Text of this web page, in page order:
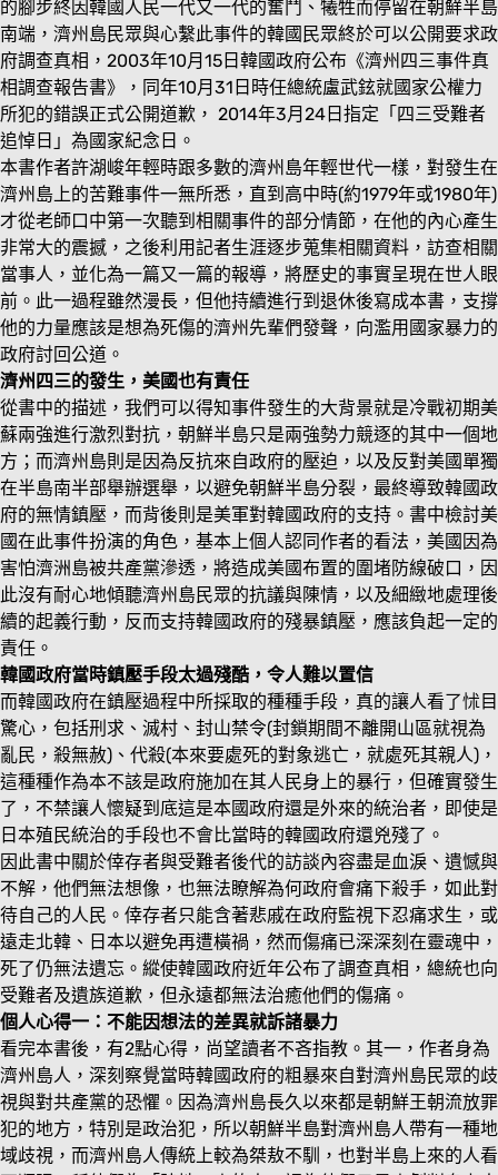
的腳步終因韓國人民一代又一代的奮鬥、犧牲而停留在朝鮮半島
南端，濟州島民眾與心繫此事件的韓國民眾終於可以公開要求政
府調查真相，2003年10月15日韓國政府公布《濟州四三事件真
相調查報告書》，同年10月31日時任總統盧武鉉就國家公權力
所犯的錯誤正式公開道歉， 2014年3月24日指定「四三受難者
追悼日」為國家紀念日。
本書作者許湖峻年輕時跟多數的濟州島年輕世代一樣，對發生在
濟州島上的苦難事件一無所悉，直到高中時(約1979年或1980年)
才從老師口中第一次聽到相關事件的部分情節，在他的內心產生
非常大的震撼，之後利用記者生涯逐步蒐集相關資料，訪查相關
當事人，並化為一篇又一篇的報導，將歷史的事實呈現在世人眼
前。此一過程雖然漫長，但他持續進行到退休後寫成本書，支撐
他的力量應該是想為死傷的濟州先輩們發聲，向濫用國家暴力的
政府討回公道。
濟州四三的發生，美國也有責任
從書中的描述，我們可以得知事件發生的大背景就是冷戰初期美
蘇兩強進行激烈對抗，朝鮮半島只是兩強勢力競逐的其中一個地
方；而濟州島則是因為反抗來自政府的壓迫，以及反對美國單獨
在半島南半部舉辦選舉，以避免朝鮮半島分裂，最終導致韓國政
府的無情鎮壓，而背後則是美軍對韓國政府的支持。書中檢討美
國在此事件扮演的角色，基本上個人認同作者的看法，美國因為
害怕濟洲島被共產黨滲透，將造成美國布置的圍堵防線破口，因
此沒有耐心地傾聽濟州島民眾的抗議與陳情，以及細緻地處理後
續的起義行動，反而支持韓國政府的殘暴鎮壓，應該負起一定的
責任。
韓國政府當時鎮壓手段太過殘酷，令人難以置信
而韓國政府在鎮壓過程中所採取的種種手段，真的讓人看了怵目
驚心，包括刑求、滅村、封山禁令(封鎖期間不離開山區就視為
亂民，殺無赦)、代殺(本來要處死的對象逃亡，就處死其親人)，
這種種作為本不該是政府施加在其人民身上的暴行，但確實發生
了，不禁讓人懷疑到底這是本國政府還是外來的統治者，即使是
日本殖民統治的手段也不會比當時的韓國政府還兇殘了。
因此書中關於倖存者與受難者後代的訪談內容盡是血淚、遺憾與
不解，他們無法想像，也無法瞭解為何政府會痛下殺手，如此對
待自己的人民。倖存者只能含著悲戚在政府監視下忍痛求生，或
遠走北韓、日本以避免再遭橫禍，然而傷痛已深深刻在靈魂中，
死了仍無法遺忘。縱使韓國政府近年公布了調查真相，總統也向
受難者及遺族道歉，但永遠都無法治癒他們的傷痛。
個人心得一：不能因想法的差異就訴諸暴力
看完本書後，有2點心得，尚望讀者不吝指教。其一，作者身為
濟州島人，深刻察覺當時韓國政府的粗暴來自對濟州島民眾的歧
視與對共產黨的恐懼。因為濟州島長久以來都是朝鮮王朝流放罪
犯的地方，特別是政治犯，所以朝鮮半島對濟州島人帶有一種地
域歧視，而濟州島人傳統上較為桀敖不馴，也對半島上來的人看